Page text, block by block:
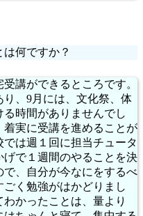
何ですか？
講ができるところです。
、9月には、文化祭、体
時間がありませんでし
実に受講を進めることが
は週１回に担当チュータ
で１週間のやることを決
、自分が今なにをするべ
く勉強がはかどりまし
かったことは、量より